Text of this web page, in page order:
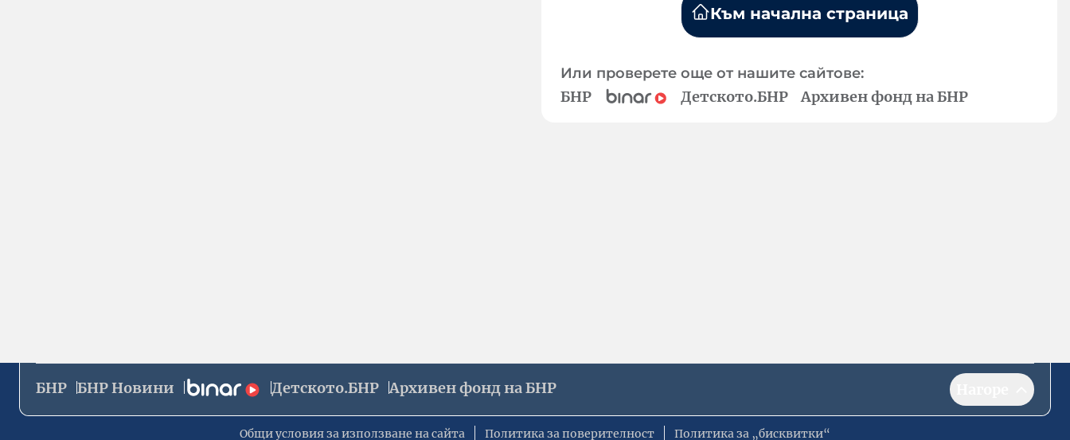
Към начална страница
Или проверете още от нашите сайтове:
БНР Детското.БНР Архивен фонд на БНР
БНР БНР Новини Детското.БНР Архивен фонд на БНР
Общи условия за използване на сайта Политика за поверителност Политика за „бисквитки“